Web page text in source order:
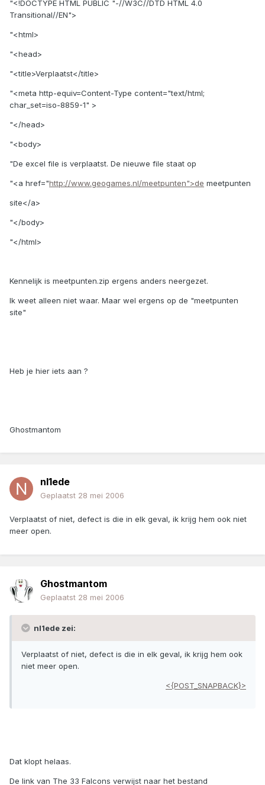
"<!DOCTYPE HTML PUBLIC "-//W3C//DTD HTML 4.0
Transitional//EN">
"<html>
"<head>
"<title>Verplaatst</title>
"<meta http-equiv=Content-Type content="text/html;
char_set=iso-8859-1" >
"</head>
"<body>
"De excel file is verplaatst. De nieuwe file staat op
"<a href="http://www.geogames.nl/meetpunten">de meetpunten
site</a>
"</body>
"</html>
Kennelijk is meetpunten.zip ergens anders neergezet.
Ik weet alleen niet waar. Maar wel ergens op de "meetpunten
site"
Heb je hier iets aan ?
Ghostmantom
nl1ede
Geplaatst 28 mei 2006
Verplaatst of niet, defect is die in elk geval, ik krijg hem ook niet
meer open.
Ghostmantom
Geplaatst 28 mei 2006
nl1ede zei:
Verplaatst of niet, defect is die in elk geval, ik krijg hem ook
niet meer open.
<{POST_SNAPBACK}>
Dat klopt helaas.
De link van The 33 Falcons verwijst naar het bestand